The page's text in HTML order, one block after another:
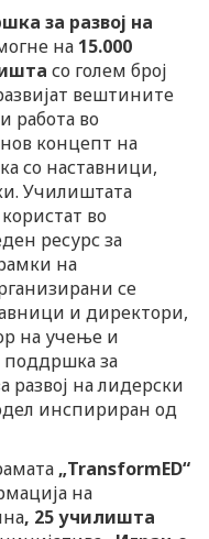
за развој на
на 15.000
со голем број
вештините
работа во
концепт на
со наставници,
Училиштата
во
ресурс за
на
се
и директори,
на учење и
поддршка за
развој на лидерски
инспириран од
„TransformED“
на
, 25 училишта